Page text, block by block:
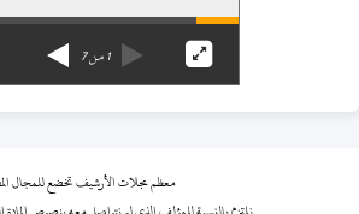
1من7
معظم مجلات الأرشيف تخضع للمجال